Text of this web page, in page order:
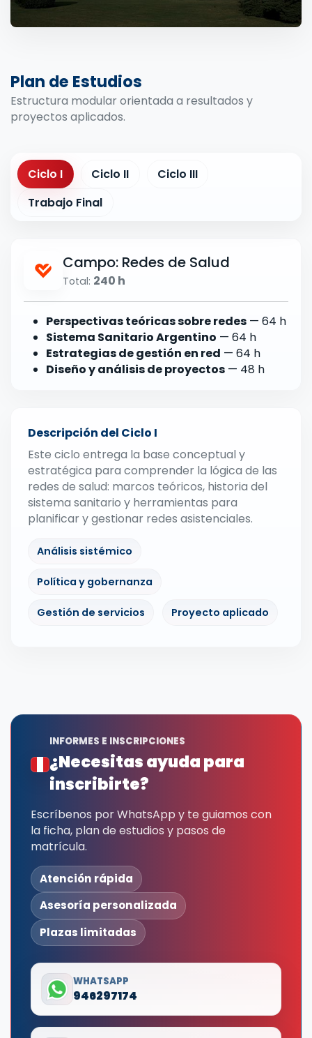
Plan de Estudios
Estructura modular orientada a resultados y
proyectos aplicados.
Ciclo I Ciclo II
Ciclo III
Trabajo Final
Campo: Redes de Salud
Total: 240 h
Perspectivas teóricas sobre redes — 64 h
Sistema Sanitario Argentino — 64 h
Estrategias de gestión en red — 64 h
Diseño y análisis de proyectos — 48 h
Descripción del Ciclo I
Este ciclo entrega la base conceptual y
estratégica para comprender la lógica de las
redes de salud: marcos teóricos, historia del
sistema sanitario y herramientas para
planificar y gestionar redes asistenciales.
Análisis sistémico
Política y gobernanza
Gestión de servicios Proyecto aplicado
INFORMES E INSCRIPCIONES
¿Necesitas ayuda para
inscribirte?
Escríbenos por WhatsApp y te guiamos con
la ficha, plan de estudios y pasos de
matrícula.
Atención rápida
Asesoría personalizada
Plazas limitadas
WHATSAPP
946297174